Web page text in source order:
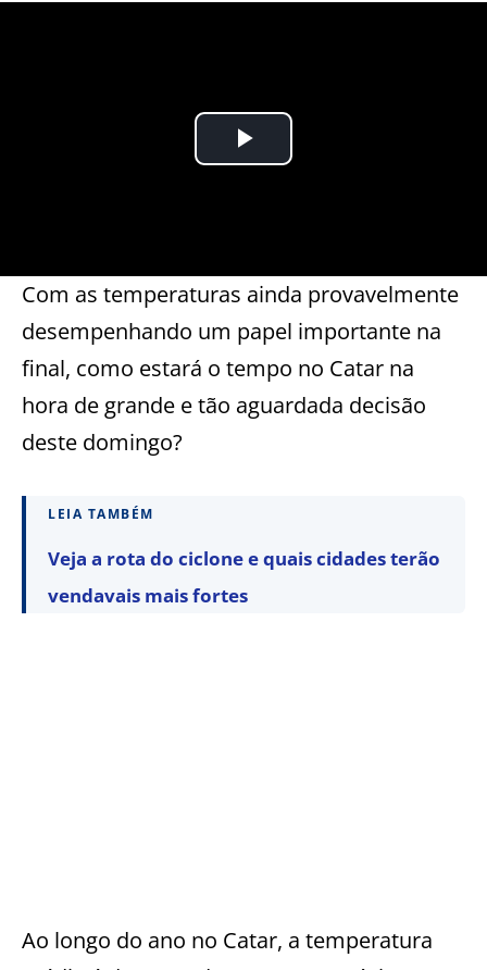
Com as temperaturas ainda provavelmente
desempenhando um papel importante na
final, como estará o tempo no Catar na
hora de grande e tão aguardada decisão
deste domingo?
LEIA TAMBÉM
Veja a rota do ciclone e quais cidades terão
vendavais mais fortes
Ao longo do ano no Catar, a temperatura